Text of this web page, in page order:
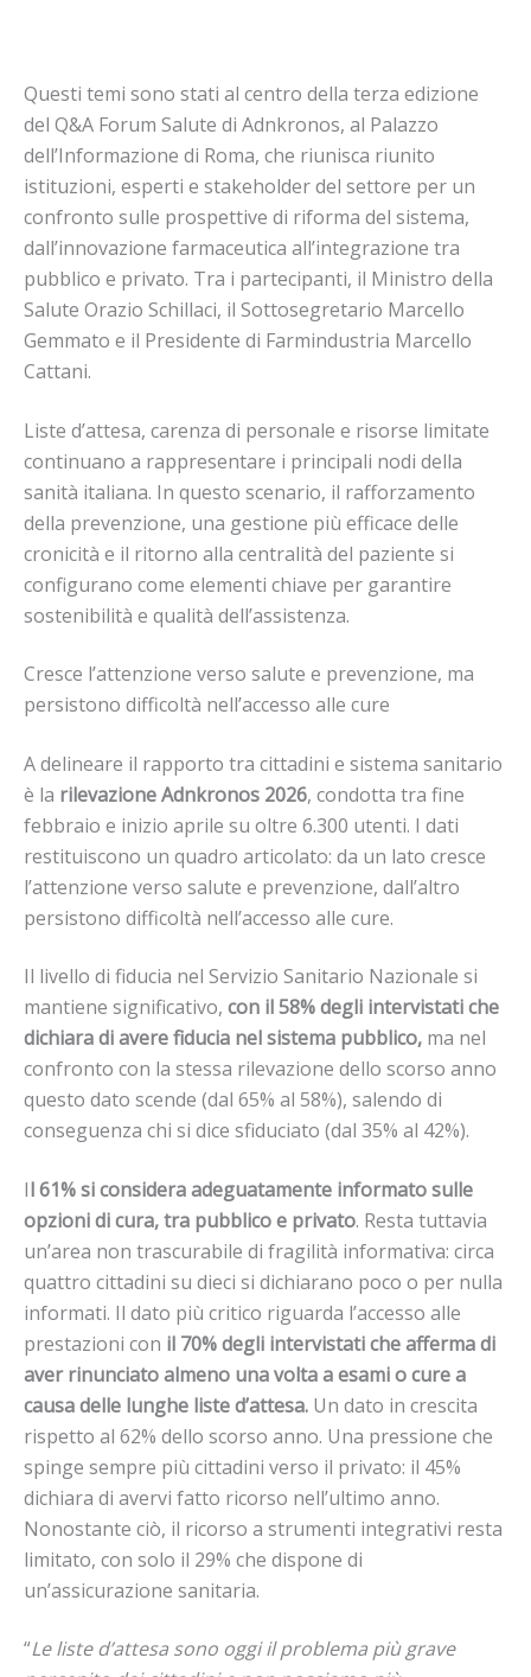
Questi temi sono stati al centro della terza edizione
del Q&A Forum Salute di Adnkronos, al Palazzo
dell’Informazione di Roma, che riunisca riunito
istituzioni, esperti e stakeholder del settore per un
confronto sulle prospettive di riforma del sistema,
dall’innovazione farmaceutica all’integrazione tra
pubblico e privato. Tra i partecipanti, il Ministro della
Salute Orazio Schillaci, il Sottosegretario Marcello
Gemmato e il Presidente di Farmindustria Marcello
Cattani.
Liste d’attesa, carenza di personale e risorse limitate
continuano a rappresentare i principali nodi della
sanità italiana. In questo scenario, il rafforzamento
della prevenzione, una gestione più efficace delle
cronicità e il ritorno alla centralità del paziente si
configurano come elementi chiave per garantire
sostenibilità e qualità dell’assistenza.
Cresce l’attenzione verso salute e prevenzione, ma
persistono difficoltà nell’accesso alle cure
A delineare il rapporto tra cittadini e sistema sanitario
è la rilevazione Adnkronos 2026, condotta tra fine
febbraio e inizio aprile su oltre 6.300 utenti. I dati
restituiscono un quadro articolato: da un lato cresce
l’attenzione verso salute e prevenzione, dall’altro
persistono difficoltà nell’accesso alle cure.
Il livello di fiducia nel Servizio Sanitario Nazionale si
mantiene significativo, con il 58% degli intervistati che
dichiara di avere fiducia nel sistema pubblico, ma nel
confronto con la stessa rilevazione dello scorso anno
questo dato scende (dal 65% al 58%), salendo di
conseguenza chi si dice sfiduciato (dal 35% al 42%).
Il 61% si considera adeguatamente informato sulle
opzioni di cura, tra pubblico e privato. Resta tuttavia
un’area non trascurabile di fragilità informativa: circa
quattro cittadini su dieci si dichiarano poco o per nulla
informati. Il dato più critico riguarda l’accesso alle
prestazioni con il 70% degli intervistati che afferma di
aver rinunciato almeno una volta a esami o cure a
causa delle lunghe liste d’attesa. Un dato in crescita
rispetto al 62% dello scorso anno. Una pressione che
spinge sempre più cittadini verso il privato: il 45%
dichiara di avervi fatto ricorso nell’ultimo anno.
Nonostante ciò, il ricorso a strumenti integrativi resta
limitato, con solo il 29% che dispone di
un’assicurazione sanitaria.
“Le liste d’attesa sono oggi il problema più grave